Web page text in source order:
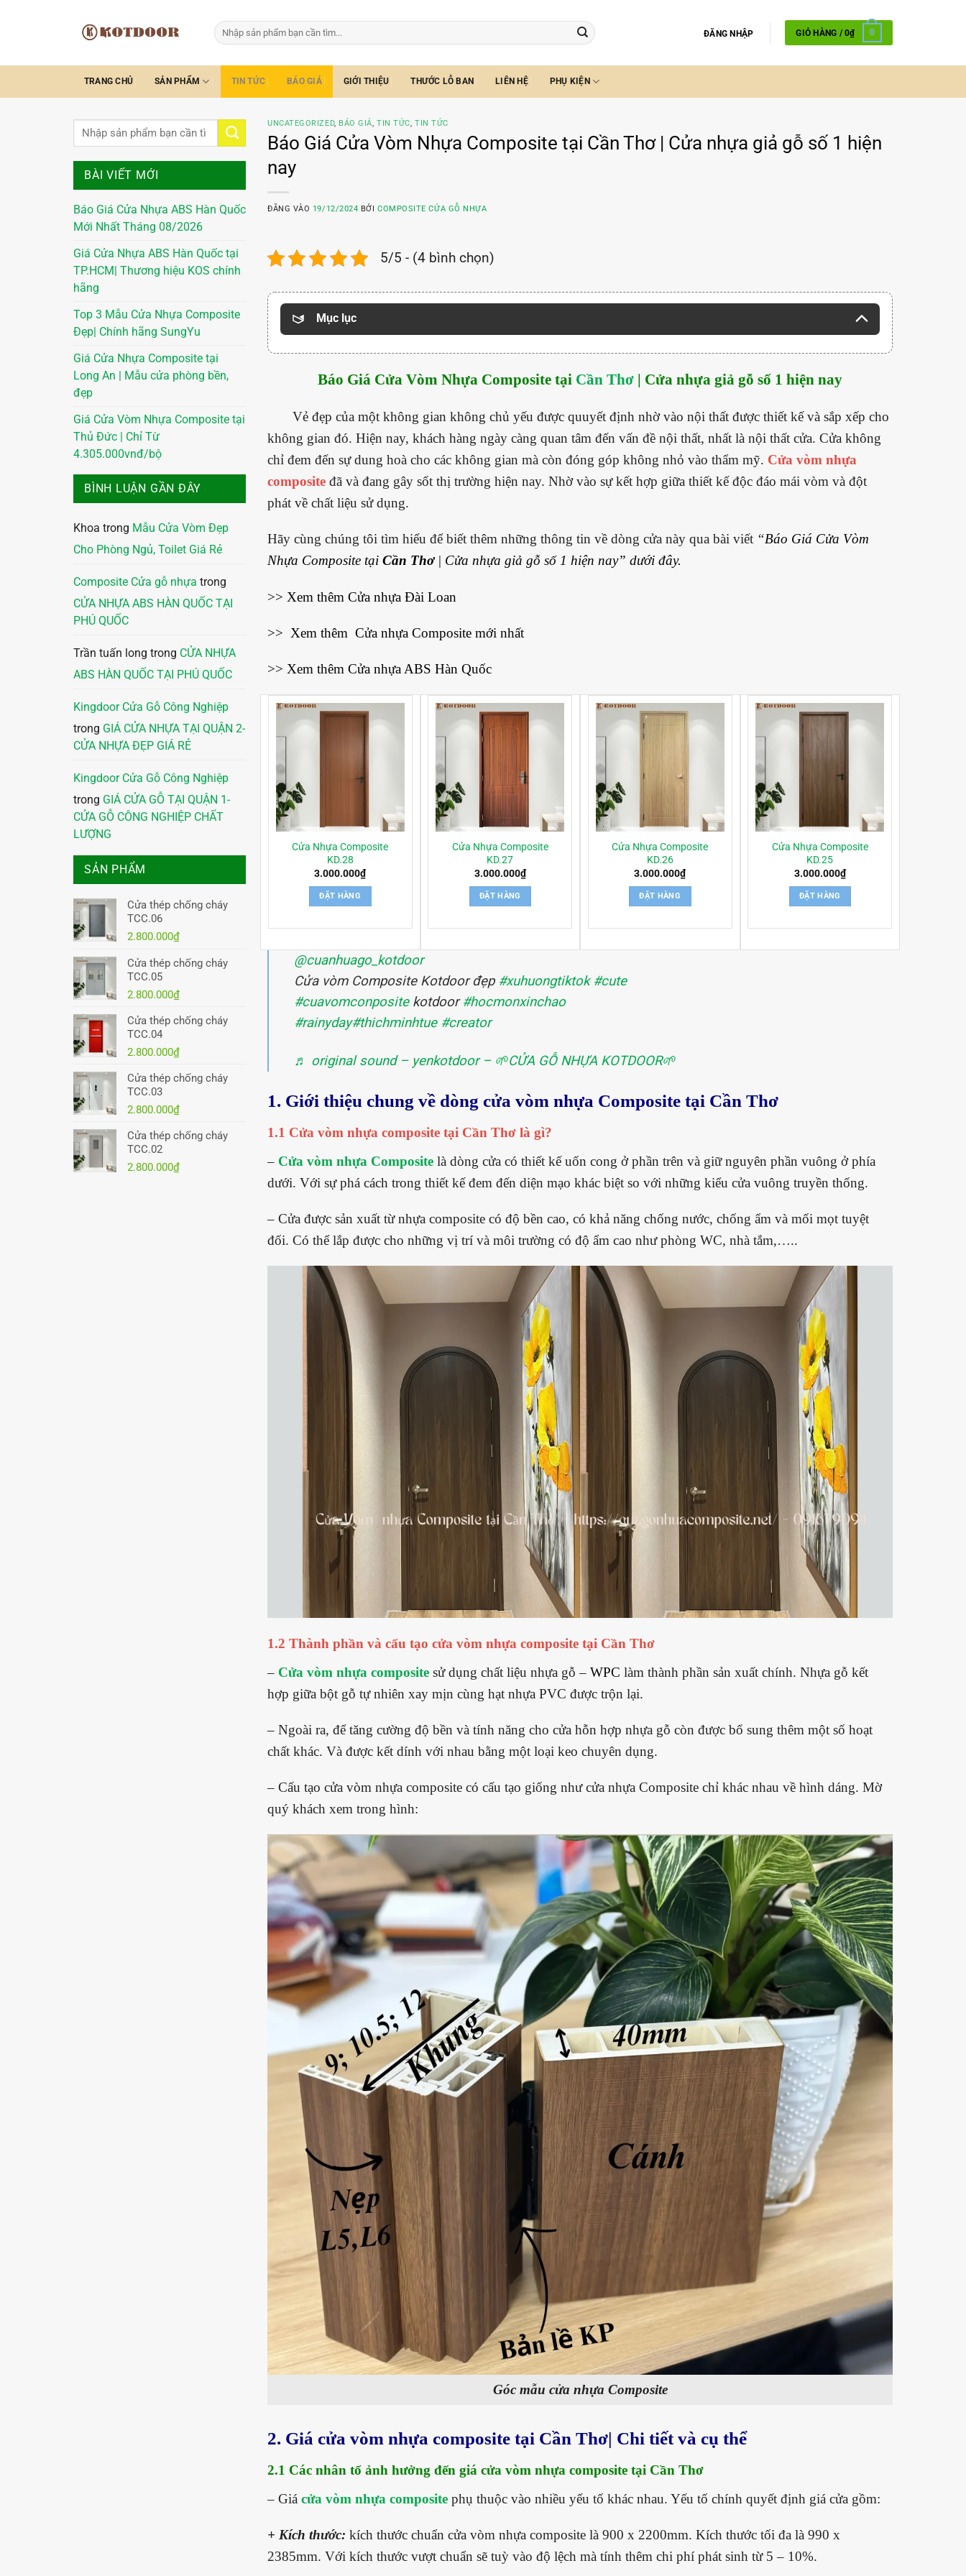
Tìm
kiếm:
ĐĂNG NHẬP GIỎ HÀNG /0₫ 0
TRANG CHỦ SẢN PHẨM TIN TỨC BÁO GIÁ GIỚI THIỆU THƯỚC LỖ BAN LIÊN HỆ PHỤ KIỆN
BÀI VIẾT MỚI
Báo Giá Cửa Nhựa ABS Hàn Quốc
Mới Nhất Tháng 08/2026
Giá Cửa Nhựa ABS Hàn Quốc tại
TP.HCM| Thương hiệu KOS chính
hãng
Top 3 Mẫu Cửa Nhựa Composite
Đẹp| Chính hãng SungYu
Giá Cửa Nhựa Composite tại
Long An | Mẫu cửa phòng bền,
đẹp
Giá Cửa Vòm Nhựa Composite tại
Thủ Đức | Chỉ Từ
4.305.000vnđ/bộ
BÌNH LUẬN GẦN ĐÂY
Khoa trong Mẫu Cửa Vòm Đẹp
Cho Phòng Ngủ, Toilet Giá Rẻ
Composite Cửa gỗ nhựa trong
CỬA NHỰA ABS HÀN QUỐC TẠI
PHÚ QUỐC
Trần tuấn long trong CỬA NHỰA
ABS HÀN QUỐC TẠI PHÚ QUỐC
Kingdoor Cửa Gỗ Công Nghiệp
trong GIÁ CỬA NHỰA TẠI QUẬN 2-
CỬA NHỰA ĐẸP GIÁ RẺ
Kingdoor Cửa Gỗ Công Nghiệp
trong GIÁ CỬA GỖ TẠI QUẬN 1-
CỬA GỖ CÔNG NGHIỆP CHẤT
LƯỢNG
SẢN PHẨM
Cửa thép chống cháy
TCC.06
2.800.000₫
Cửa thép chống cháy
TCC.05
2.800.000₫
Cửa thép chống cháy
TCC.04
2.800.000₫
Cửa thép chống cháy
TCC.03
2.800.000₫
Cửa thép chống cháy
TCC.02
2.800.000₫
UNCATEGORIZED, BÁO GIÁ,TIN TỨC, TIN TỨC
Báo Giá Cửa Vòm Nhựa Composite tại Cần Thơ | Cửa nhựa giả gỗ số 1 hiện
nay
ĐĂNG VÀO 19/12/2024 BỞICOMPOSITE CỬA GỖ NHỰA
5/5 - (4 bình chọn)
Mục lục
Báo Giá Cửa Vòm Nhựa Composite tại Cần Thơ | Cửa nhựa giả gỗ số 1 hiện nay
Vẻ đẹp của một không gian không chủ yếu được quuyết định nhờ vào nội thất được thiết kế và sắp xếp cho
không gian đó. Hiện nay, khách hàng ngày càng quan tâm đến vấn đề nội thất, nhất là nội thất cửa. Cửa không
chỉ đem đến sự dung hoà cho các không gian mà còn đóng góp không nhỏ vào thẩm mỹ. Cửa vòm nhựa
composite đã và đang gây sốt thị trường hiện nay. Nhờ vào sự kết hợp giữa thiết kế độc đáo mái vòm và đột
phát về chất liệu sử dụng.
Hãy cùng chúng tôi tìm hiểu để biết thêm những thông tin về dòng cửa này qua bài viết “Báo Giá Cửa Vòm
Nhựa Composite tại Cần Thơ| Cửa nhựa giả gỗ số 1 hiện nay” dưới đây.
>> Xem thêm Cửa nhựa Đài Loan
>> Xem thêm Cửa nhựa Composite mới nhất
>> Xem thêm Cửa nhựa ABS Hàn Quốc
Cửa Nhựa Composite
KD.28
3.000.000₫
ĐẶT HÀNG
Cửa Nhựa Composite
KD.27
3.000.000₫
ĐẶT HÀNG
Cửa Nhựa Composite
KD.26
3.000.000₫
ĐẶT HÀNG
Cửa Nhựa Composite
KD.25
3.000.000₫
ĐẶT HÀNG
@cuanhuago_kotdoor
Cửa vòm Composite Kotdoor đẹp #xuhuongtiktok #cute
#cuavomconpositekotdoor#hocmonxinchao
#rainyday#thichminhtue #creator
♬ original sound – yenkotdoor – 🌱CỬA GỖ NHỰA KOTDOOR🌱
1. Giới thiệu chung về dòng cửa vòm nhựa Composite tại Cần Thơ
1.1 Cửa vòm nhựa composite tại Cần Thơ là gì?
– Cửa vòm nhựa Composite là dòng cửa có thiết kế uốn cong ở phần trên và giữ nguyên phần vuông ở phía
dưới. Với sự phá cách trong thiết kế đem đến diện mạo khác biệt so với những kiểu cửa vuông truyền thống.
– Cửa được sản xuất từ nhựa composite có độ bền cao, có khả năng chống nước, chống ẩm và mối mọt tuyệt
đối. Có thể lắp được cho những vị trí và môi trường có độ ẩm cao như phòng WC, nhà tắm,…..
1.2 Thành phần và cấu tạo cửa vòm nhựa composite tại Cần Thơ
– Cửa vòm nhựa composite sử dụng chất liệu nhựa gỗ – WPC làm thành phần sản xuất chính. Nhựa gỗ kết
hợp giữa bột gỗ tự nhiên xay mịn cùng hạt nhựa PVC được trộn lại.
– Ngoài ra, để tăng cường độ bền và tính năng cho cửa hỗn hợp nhựa gỗ còn được bổ sung thêm một số hoạt
chất khác. Và được kết dính với nhau bằng một loại keo chuyên dụng.
– Cấu tạo cửa vòm nhựa composite có cấu tạo giống như cửa nhựa Composite chỉ khác nhau về hình dáng. Mờ
quý khách xem trong hình:
Góc mẫu cửa nhựa Composite
2. Giá cửa vòm nhựa composite tại Cần Thơ| Chi tiết và cụ thể
2.1 Các nhân tố ảnh hưởng đến giá cửa vòm nhựa composite tại Cần Thơ
– Giá cửa vòm nhựa composite phụ thuộc vào nhiều yếu tố khác nhau. Yếu tố chính quyết định giá cửa gồm:
+ Kích thước: kích thước chuẩn cửa vòm nhựa composite là 900 x 2200mm. Kích thước tối đa là 990 x
2385mm. Với kích thước vượt chuẩn sẽ tuỳ vào độ lệch mà tính thêm chi phí phát sinh từ 5 – 10%.